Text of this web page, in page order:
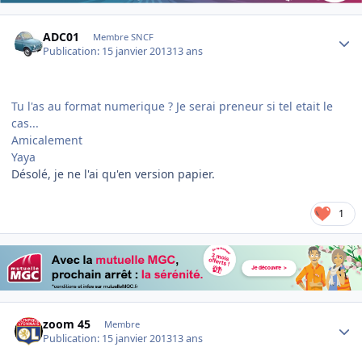
ADC01 Membre SNCF
Publication: 15 janvier 201313 ans
Tu l'as au format numerique ? Je serai preneur si tel etait le
cas...
Amicalement
Yaya
Désolé, je ne l'ai qu'en version papier.
1
zoom 45 Membre
Publication: 15 janvier 201313 ans